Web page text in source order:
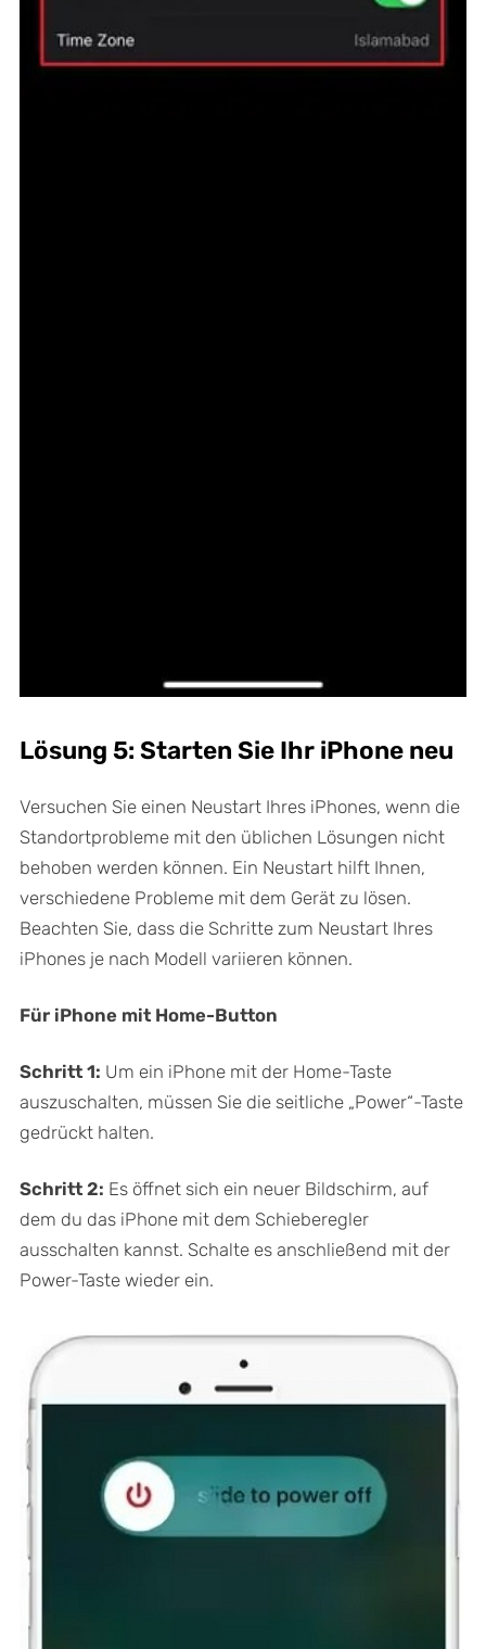
Lösung 5: Starten Sie Ihr iPhone neu
Versuchen Sie einen Neustart Ihres iPhones, wenn die
Standortprobleme mit den üblichen Lösungen nicht
behoben werden können. Ein Neustart hilft Ihnen,
verschiedene Probleme mit dem Gerät zu lösen.
Beachten Sie, dass die Schritte zum Neustart Ihres
iPhones je nach Modell variieren können.
Für iPhone mit Home-Button
Schritt 1: Um ein iPhone mit der Home-Taste
auszuschalten, müssen Sie die seitliche „Power“-Taste
gedrückt halten.
Schritt 2: Es öffnet sich ein neuer Bildschirm, auf
dem du das iPhone mit dem Schieberegler
ausschalten kannst. Schalte es anschließend mit der
Power-Taste wieder ein.